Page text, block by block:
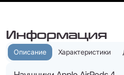
Информация
Описание Характеристики